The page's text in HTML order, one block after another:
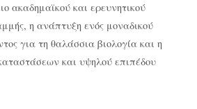
ακαδημαϊκού και ερευνητικού
η ανάπτυξη ενός μοναδικού
για τη θαλάσσια βιολογία και η
και υψηλού επιπέδου